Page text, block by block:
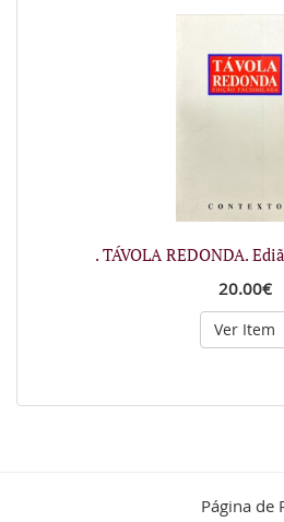
. TÁVOLA REDONDA.
20.00€
Ver Item
Página de